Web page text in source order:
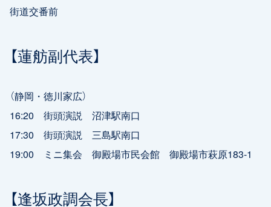
街道交番前
【蓮舫副代表】
（静岡・徳川家広）
16:20 街頭演説 沼津駅南口
17:30 街頭演説 三島駅南口
19:00 ミニ集会 御殿場市民会館 御殿場市萩原183-1
【逢坂政調会長】